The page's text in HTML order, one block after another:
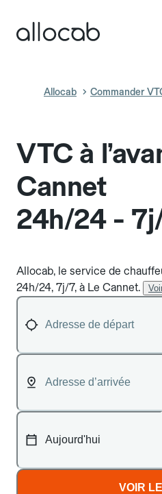
Allocab Commander
VTC à
Cannet
24h/24 -
Allocab, le service de
24h/24, 7j/7, à Le Cannet.
VOIR